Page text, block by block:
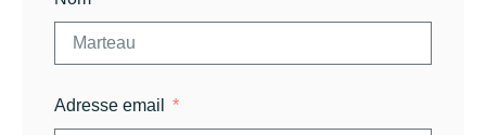
Adresse email